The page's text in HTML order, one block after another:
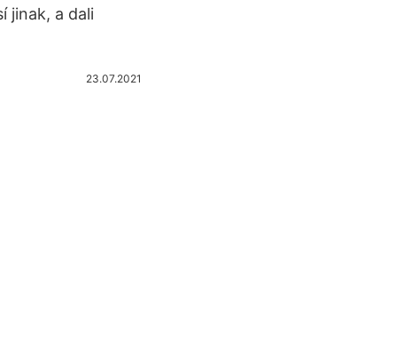
jinak, a dali
23.07.2021